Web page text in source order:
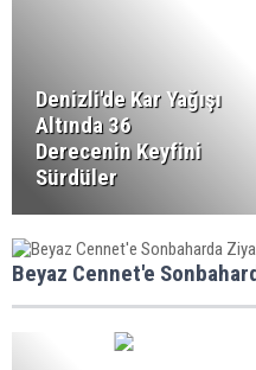
Denizli'de Kar Yağışı
Altında 36
Derecenin Keyfini
Sürdüler
Beyaz Cennet'e